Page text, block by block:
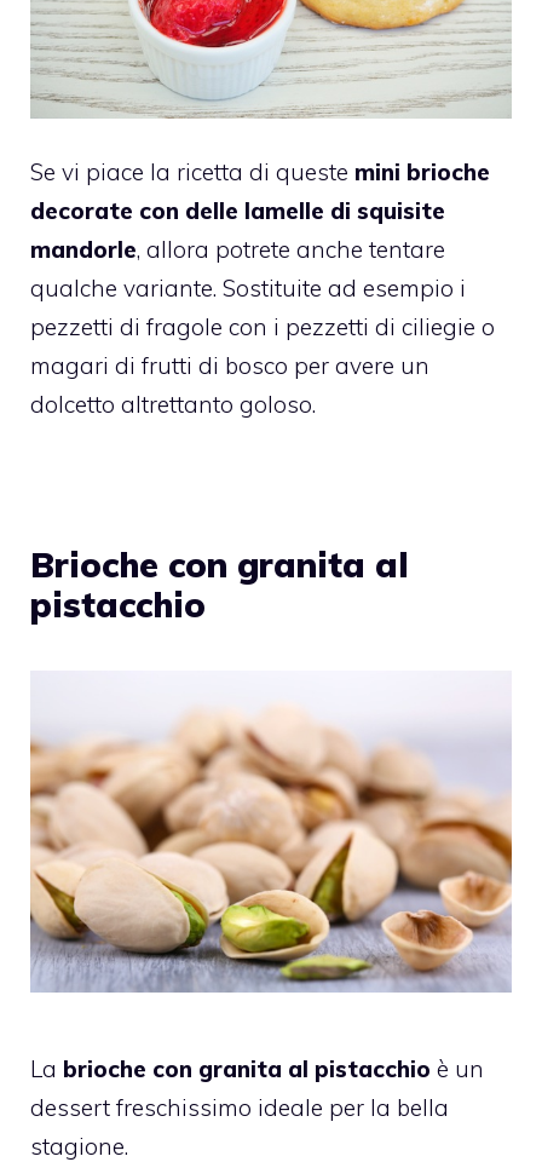
Se vi piace la ricetta di queste mini brioche
decorate con delle lamelle di squisite
mandorle, allora potrete anche tentare
qualche variante. Sostituite ad esempio i
pezzetti di fragole con i pezzetti di ciliegie o
magari di frutti di bosco per avere un
dolcetto altrettanto goloso.
Brioche con granita al
pistacchio
La brioche con granita al pistacchio è un
dessert freschissimo ideale per la bella
stagione.